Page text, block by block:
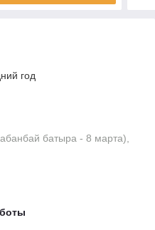
год
батыра - 8 марта),